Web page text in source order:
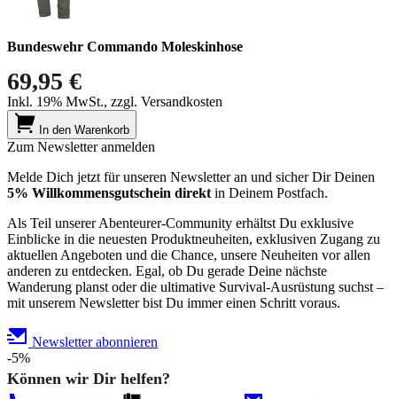
Bundeswehr Commando Moleskinhose
69,95 €
Inkl. 19% MwSt., zzgl. Versandkosten
In den Warenkorb
Zum Newsletter anmelden
Melde Dich jetzt für unseren Newsletter an und sicher Dir Deinen
5% Willkommensgutschein direkt in Deinem Postfach.
Als Teil unserer Abenteurer-Community erhältst Du exklusive
Einblicke in die neuesten Produktneuheiten, exklusiven Zugang zu
aktuellen Angeboten und die Chance, unsere Neuheiten vor allen
anderen zu entdecken. Egal, ob Du gerade Deine nächste
Wanderung planst oder die ultimative Survival-Ausrüstung suchst –
mit unserem Newsletter bist Du immer einen Schritt voraus.
Newsletter abonnieren
-5%
Können wir Dir helfen?